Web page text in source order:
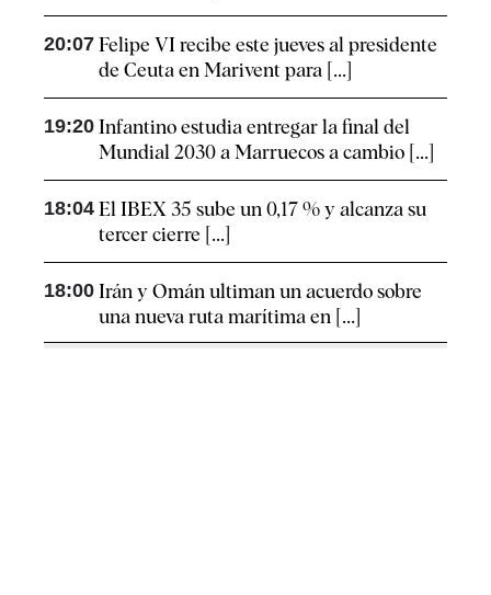
20:07 Felipe VI recibe este jueves al presidente
de Ceuta en Marivent para [...]
19:20 Infantino estudia entregar la final del
Mundial 2030 a Marruecos a cambio [...]
18:04 El IBEX 35 sube un 0,17 % y alcanza su
tercer cierre [...]
18:00 Irán y Omán ultiman un acuerdo sobre
una nueva ruta marítima en [...]